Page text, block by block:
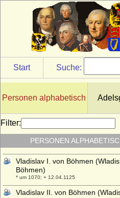
Start Suche:
Personen alphabetisch
Filter:
PERSONEN
Vittorio Emanuele I. von
Emanuel I. von Sardinien-
* 24.07.1759; + 10.01.1824
Vittorio Emanuele II. von
Emanuel II.)
Vittorio Emanuele III. di Savoia
Emanuel III. von Savoyen)
* 11.02.1963;
Vladimir Moltke-Huitfeldt
Huitfeld), Graf
Vladislav I. von Böhmen
Böhmen)
* um 1070; + 12.04.1125
Vladislav II. von Böhmen